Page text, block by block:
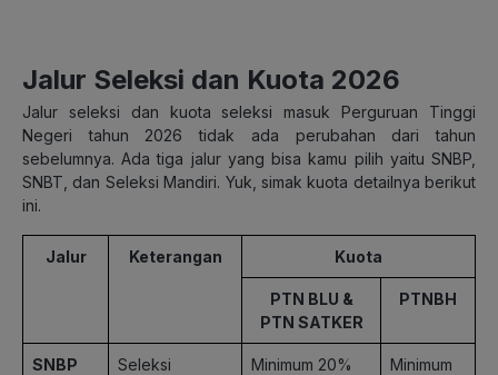
Jalur Seleksi dan Kuota 2026
Jalur seleksi dan kuota seleksi masuk Perguruan Tinggi
Negeri tahun 2026 tidak ada perubahan dari tahun
sebelumnya. Ada tiga jalur yang bisa kamu pilih yaitu SNBP,
SNBT, dan Seleksi Mandiri. Yuk, simak kuota detailnya berikut
ini.
Jalur Keterangan Kuota
PTN BLU &
PTN SATKER
PTNBH
SNBP
Seleksi
Minimum 20%
Minimum